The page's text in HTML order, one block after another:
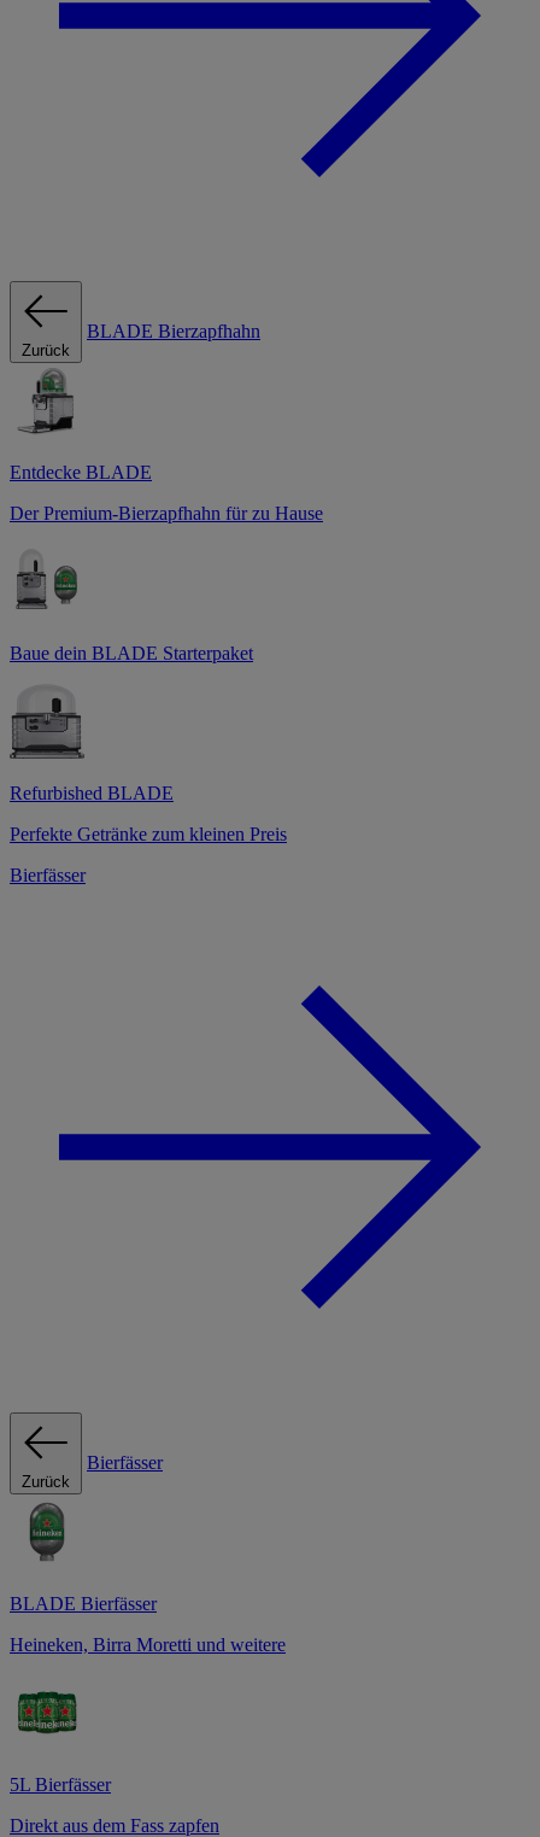
Zurück
BLADE Bierzapfhahn
Entdecke BLADE
Der Premium-Bierzapfhahn für zu Hause
Baue dein BLADE Starterpaket
Refurbished BLADE
Perfekte Getränke zum kleinen Preis
Bierfässer
Zurück
Bierfässer
BLADE Bierfässer
Heineken, Birra Moretti und weitere
5L Bierfässer
Direkt aus dem Fass zapfen